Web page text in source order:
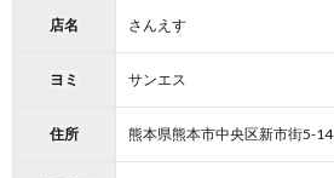
店名 さんえす
ヨミ サンエス
住所 熊本県熊本市中央区新市街5-14